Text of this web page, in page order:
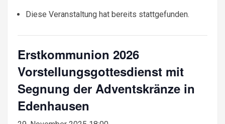
Diese Veranstaltung hat bereits stattgefunden.
Erstkommunion 2026
Vorstellungsgottesdienst mit
Segnung der Adventskränze in
Edenhausen